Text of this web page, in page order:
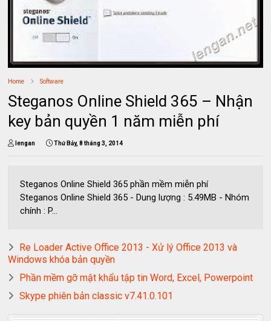
Home Software
Steganos Online Shield 365 – Nhận
key bản quyền 1 năm miễn phí
lengan Thứ Bảy, 8 tháng 3, 2014
Steganos Online Shield 365 phần mềm miễn phí
Steganos Online Shield 365 - Dung lượng : 5.49MB - Nhóm
chính : P...
Re Loader Active Office 2013 - Xử lý Office 2013 và
Windows khóa bản quyền
Phần mềm gỡ mật khẩu tập tin Word, Excel, Powerpoint
Skype phiên bản classic v7.41.0.101